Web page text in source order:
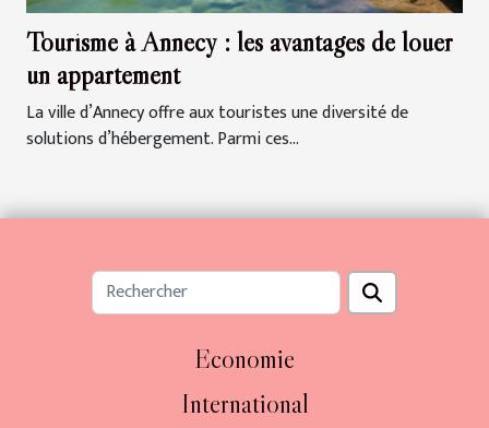
Tourisme à Annecy : les avantages de louer
un appartement
La ville d’Annecy offre aux touristes une diversité de
solutions d’hébergement. Parmi ces...
Economie
International